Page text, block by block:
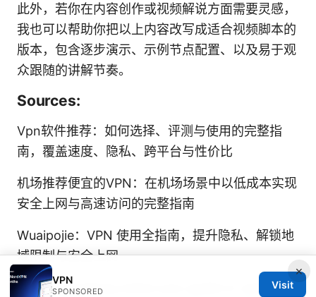
此外，若你在内容创作或视频解说方面需要灵感，
我也可以帮助你把以上内容改写成适合视频脚本的
版本，包含逐步演示、示例节点配置、以及易于观
众跟随的讲解节奏。
Sources:
Vpn软件推荐：如何选择、评测与使用的完整指
南，覆盖速度、隐私、跨平台与性价比
机场推荐便宜的VPN：在机场场景中以低成本实现
安全上网与高速访问的完整指南
Wuaipojie：VPN 使用全指南，提升隐私、解锁地
域限制与安全上网
Unlock anything online your guide to using
×
VPN
SPONSORED
Visit